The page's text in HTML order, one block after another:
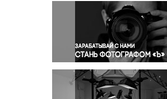
Окружающая среда
Политика
Правосудие
Происшествия и конфликты
Религия
Светская жизнь
Спорт
Экология